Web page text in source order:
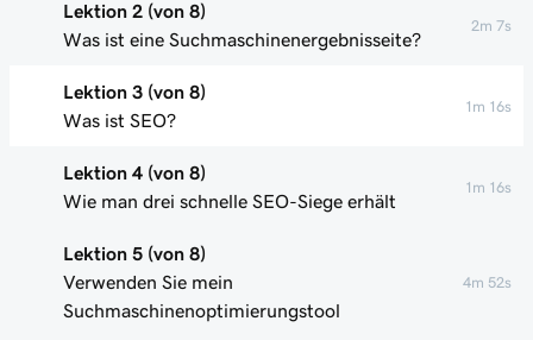
Lektion 2 (von 8)
Was ist eine Suchmaschinenergebnisseite?
2m 7s
Lektion 3 (von 8)
Was ist SEO?
1m 16s
Lektion 4 (von 8)
Wie man drei schnelle SEO-Siege erhält
1m 16s
Lektion 5 (von 8)
Verwenden Sie mein
Suchmaschinenoptimierungstool
4m 52s